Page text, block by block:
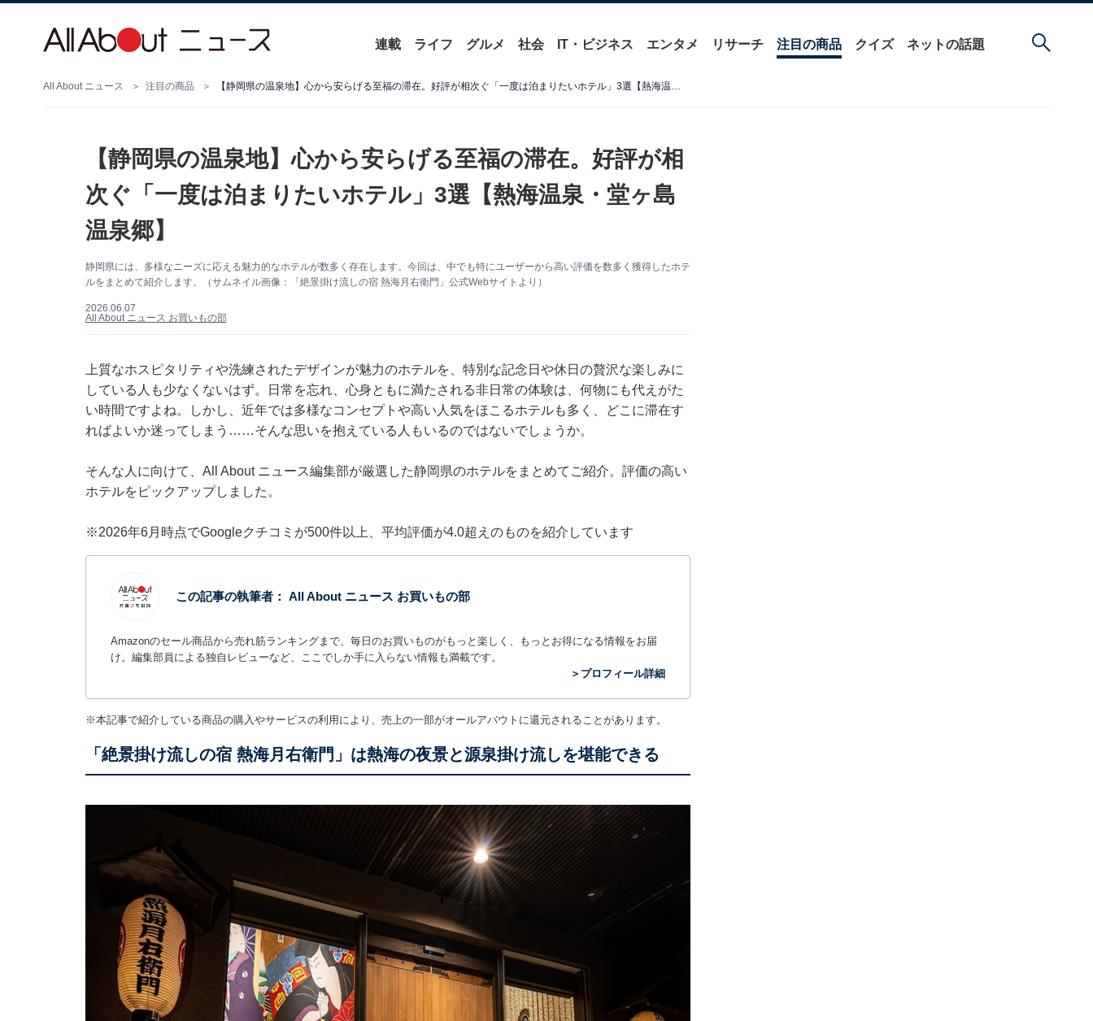
連載 ライフ グルメ 社会 IT・ビジネス エンタメ リサーチ 注目の商品 クイズ ネットの話題
All About ニュース 注目の商品 【静岡県の温泉地】心から安らげる至福の滞在。好評が相次ぐ「一度は泊まりたいホテル」3選【熱海温泉・堂ヶ島温泉郷】
【静岡県の温泉地】心から安らげる至福の滞在。好評が相
次ぐ「一度は泊まりたいホテル」3選【熱海温泉・堂ヶ島
温泉郷】
静岡県には、多様なニーズに応える魅力的なホテルが数多く存在します。今回は、中でも特にユーザーから高い評価を数多く獲得したホテ
ルをまとめて紹介します。（サムネイル画像：「絶景掛け流しの宿 熱海月右衛門」公式Webサイトより）
2026.06.07
All About ニュース お買いもの部
上質なホスピタリティや洗練されたデザインが魅力のホテルを、特別な記念日や休日の贅沢な楽しみに
している人も少なくないはず。日常を忘れ、心身ともに満たされる非日常の体験は、何物にも代えがた
い時間ですよね。しかし、近年では多様なコンセプトや高い人気をほこるホテルも多く、どこに滞在す
ればよいか迷ってしまう……そんな思いを抱えている人もいるのではないでしょうか。
そんな人に向けて、All About ニュース編集部が厳選した静岡県のホテルをまとめてご紹介。評価の高い
ホテルをピックアップしました。
※2026年6月時点でGoogleクチコミが500件以上、平均評価が4.0超えのものを紹介しています
この記事の執筆者： All About ニュース お買いもの部
Amazonのセール商品から売れ筋ランキングまで、毎日のお買いものがもっと楽しく、もっとお得になる情報をお届
け。編集部員による独自レビューなど、ここでしか手に入らない情報も満載です。
＞プロフィール詳細
※本記事で紹介している商品の購入やサービスの利用により、売上の一部がオールアバウトに還元されることがあります。
「絶景掛け流しの宿 熱海月右衛門」は熱海の夜景と源泉掛け流しを堪能できる